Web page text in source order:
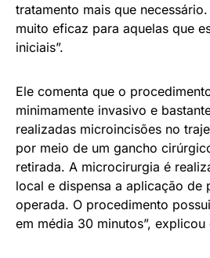
tratamento mais que
muito eficaz para aquelas que
iniciais”.
Ele comenta que o
minimamente invasivo e
realizadas microincisões no
por meio de um gancho
retirada. A microcirurgia é
local e dispensa a aplicação de
operada. O procedimento
em média 30 minutos”,